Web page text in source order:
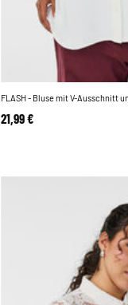
FLASH - Bluse mit V-Ausschnitt
21,99 €